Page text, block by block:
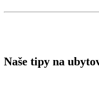
Naše tipy na